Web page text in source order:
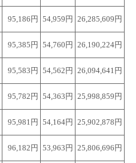
95,186円 54,959円 26,285,609円
95,385円 54,760円 26,190,224円
95,583円 54,562円 26,094,641円
95,782円 54,363円 25,998,859円
95,981円 54,164円 25,902,878円
96,182円 53,963円 25,806,696円